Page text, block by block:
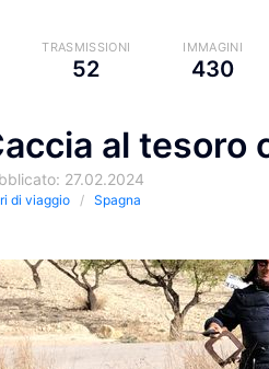
TRASMISSIONI
52
IMMAGINI
430
al tesoro
27.02.2024
di viaggio Spagna